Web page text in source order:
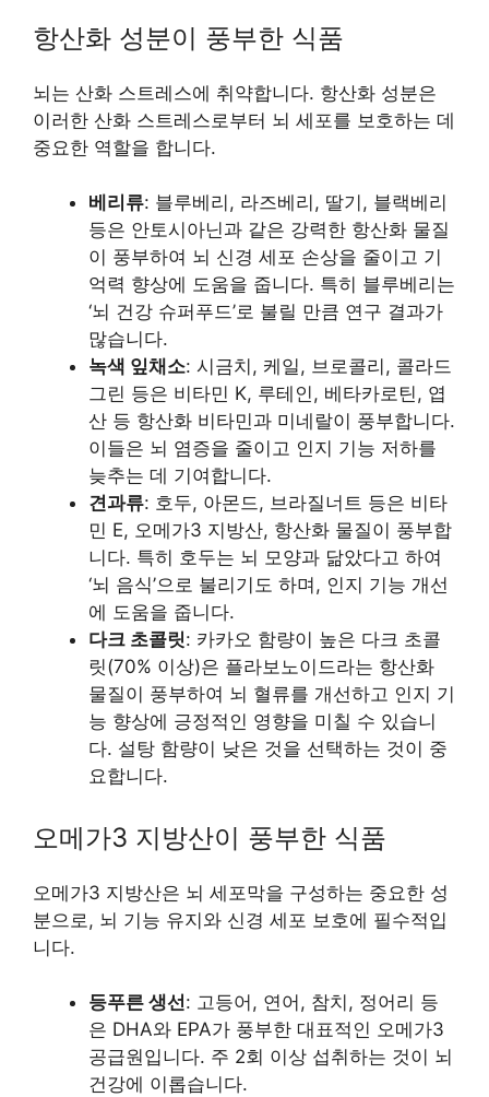
항산화 성분이 풍부한 식품
뇌는 산화 스트레스에 취약합니다. 항산화 성분은
이러한 산화 스트레스로부터 뇌 세포를 보호하는 데
중요한 역할을 합니다.
베리류: 블루베리, 라즈베리, 딸기, 블랙베리
등은 안토시아닌과 같은 강력한 항산화 물질
이 풍부하여 뇌 신경 세포 손상을 줄이고 기
억력 향상에 도움을 줍니다. 특히 블루베리는
‘뇌 건강 슈퍼푸드’로 불릴 만큼 연구 결과가
많습니다.
녹색 잎채소: 시금치, 케일, 브로콜리, 콜라드
그린 등은 비타민 K, 루테인, 베타카로틴, 엽
산 등 항산화 비타민과 미네랄이 풍부합니다.
이들은 뇌 염증을 줄이고 인지 기능 저하를
늦추는 데 기여합니다.
견과류: 호두, 아몬드, 브라질너트 등은 비타
민 E, 오메가3 지방산, 항산화 물질이 풍부합
니다. 특히 호두는 뇌 모양과 닮았다고 하여
‘뇌 음식’으로 불리기도 하며, 인지 기능 개선
에 도움을 줍니다.
다크 초콜릿: 카카오 함량이 높은 다크 초콜
릿(70% 이상)은 플라보노이드라는 항산화
물질이 풍부하여 뇌 혈류를 개선하고 인지 기
능 향상에 긍정적인 영향을 미칠 수 있습니
다. 설탕 함량이 낮은 것을 선택하는 것이 중
요합니다.
오메가3 지방산이 풍부한 식품
오메가3 지방산은 뇌 세포막을 구성하는 중요한 성
분으로, 뇌 기능 유지와 신경 세포 보호에 필수적입
니다.
등푸른 생선: 고등어, 연어, 참치, 정어리 등
은 DHA와 EPA가 풍부한 대표적인 오메가3
공급원입니다. 주 2회 이상 섭취하는 것이 뇌
건강에 이롭습니다.